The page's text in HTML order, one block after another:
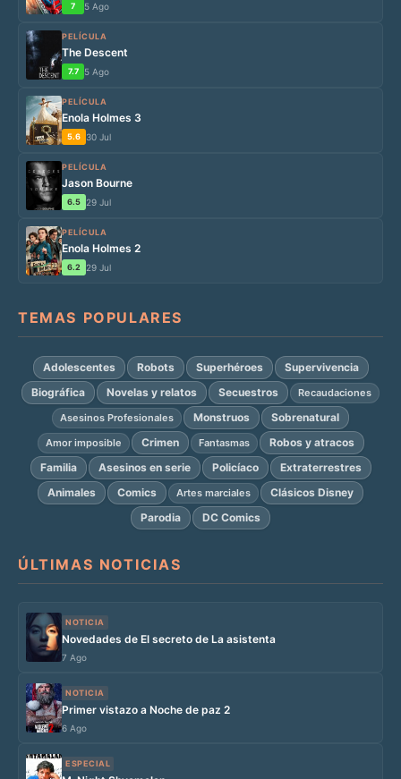
7 5 Ago
PELÍCULA
The Descent
7.7 5 Ago
PELÍCULA
Enola Holmes 3
5.6 30 Jul
PELÍCULA
Jason Bourne
6.5 29 Jul
PELÍCULA
Enola Holmes 2
6.2 29 Jul
TEMAS POPULARES
Adolescentes Robots Superhéroes
Supervivencia
Biográfica
Novelas y relatos Secuestros
Recaudaciones
Asesinos Profesionales
Monstruos Sobrenatural
Amor imposible Crimen Fantasmas
Robos y atracos
Familia
Asesinos en serie Policíaco
Extraterrestres
Animales
Comics Artes marciales
Clásicos Disney
Parodia
DC Comics
ÚLTIMAS NOTICIAS
NOTICIA
Novedades de El secreto de La asistenta
7 Ago
NOTICIA
Primer vistazo a Noche de paz 2
6 Ago
ESPECIAL